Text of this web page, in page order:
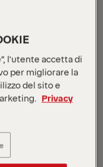
l'utente accetta di
per migliorare la
del sito e
Privacy